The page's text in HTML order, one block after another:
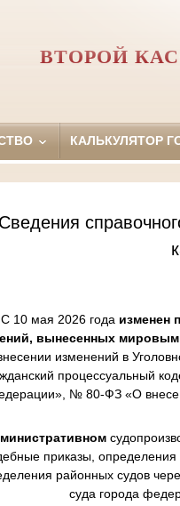
ВТОРОЙ
КАЛЬКУЛЯТОР
Сведения
С 10 мая 2026 года изменен
вынесенных
изменений в
процессуальный
№ 80-ФЗ «О
приказы,
районных судов
суда города